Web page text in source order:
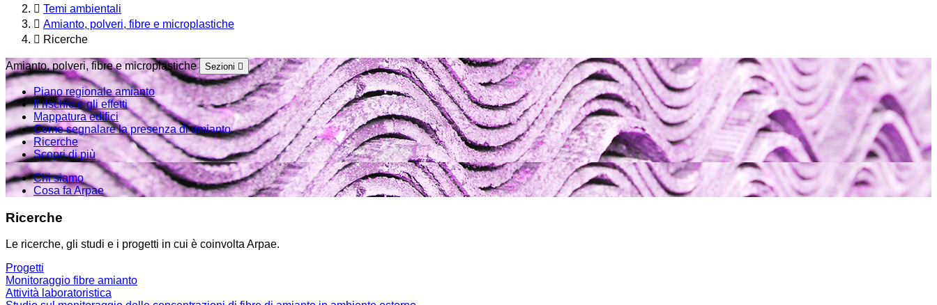
Temi ambientali
Amianto, polveri, fibre e microplastiche
Ricerche
Amianto, polveri, fibre e microplastiche Sezioni
Piano regionale amianto
Il rischio e gli effetti
Mappatura edifici
Come segnalare la presenza di amianto
Ricerche
Scopri di più
Chi siamo
Cosa fa Arpae
Ricerche
Le ricerche, gli studi e i progetti in cui è coinvolta Arpae.
Progetti
Monitoraggio fibre amianto
Attività laboratoristica